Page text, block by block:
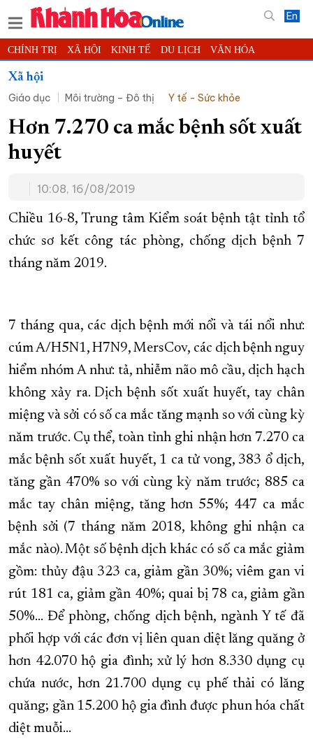
En
CHÍNH TRỊ XÃ HỘI KINH TẾ DU LỊCH VĂN HÓA
THỂ THAO
KHOA HỌC - CÔNG NGHỆ PHÁP LUẬT BẠN ĐỌC
THẾ GIỚI MULTIMEDIA VIDEO ĐỌC BÁO ONLINE
PODCAST
TRƯỜNG SA BIỂN ĐẢO QUÊ HƯƠNG
CHUNG TAY CẢI CÁCH HÀNH CHÍNH
XÂY DỰNG NÔNG THÔN MỚI LỊCH CẮT ĐIỆN
TÀU - XE - MÁY BAY
XÂY DỰNG KHÁNH HÒA TRỞ THÀNH THÀNH PHỐ TRỰC THUỘC
Xã hội
Giáo dục
Môi trường – Đô thị Y tế - Sức khỏe
Hơn 7.270 ca mắc bệnh sốt xuất
huyết
10:08, 16/08/2019
Chiều 16-8, Trung tâm Kiểm soát bệnh tật tỉnh tổ
chức sơ kết công tác phòng, chống dịch bệnh 7
tháng năm 2019.
7 tháng qua, các dịch bệnh mới nổi và tái nổi như:
cúm A/H5N1, H7N9, MersCov, các dịch bệnh nguy
hiểm nhóm A như: tả, nhiễm não mô cầu, dịch hạch
không xảy ra. Dịch bệnh sốt xuất huyết, tay chân
miệng và sởi có số ca mắc tăng mạnh so với cùng kỳ
năm trước. Cụ thể, toàn tỉnh ghi nhận hơn 7.270 ca
mắc bệnh sốt xuất huyết, 1 ca tử vong, 383 ổ dịch,
tăng gần 470% so với cùng kỳ năm trước; 885 ca
mắc tay chân miệng, tăng hơn 55%; 447 ca mắc
bệnh sởi (7 tháng năm 2018, không ghi nhận ca
mắc nào). Một số bệnh dịch khác có số ca mắc giảm
gồm: thủy đậu 323 ca, giảm gần 30%; viêm gan vi
rút 181 ca, giảm gần 40%; quai bị 78 ca, giảm gần
50%... Để phòng, chống dịch bệnh, ngành Y tế đã
phối hợp với các đơn vị liên quan diệt lăng quăng ở
hơn 42.070 hộ gia đình; xử lý hơn 8.330 dụng cụ
chứa nước, hơn 21.700 dụng cụ phế thải có lăng
quăng; gần 15.200 hộ gia đình được phun hóa chất
diệt muỗi…